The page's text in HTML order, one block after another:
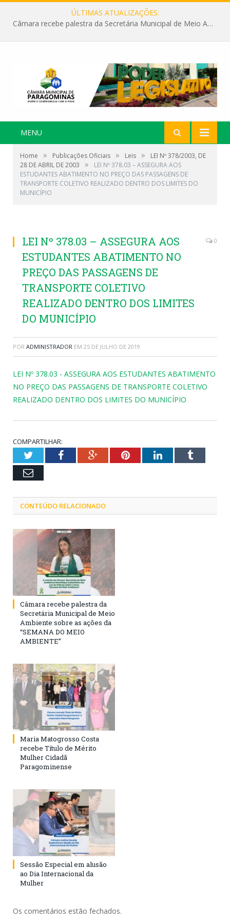
ÚLTIMAS ATUALIZAÇÕES:
Câmara recebe palestra da Secretária Municipal de Meio Ambiente sobre as ações da “SEMANA DO MEIO AMBIENTE”
MENU
Home » Publicações Oficiais » Leis »
LEI Nº 378/2003, DE
28 DE ABRIL DE 2003
»
LEI Nº 378.03 – ASSEGURA AOS
ESTUDANTES ABATIMENTO NO PREÇO DAS PASSAGENS DE
TRANSPORTE COLETIVO REALIZADO DENTRO DOS LIMITES DO
MUNICÍPIO
LEI Nº 378.03 – ASSEGURA AOS
ESTUDANTES ABATIMENTO NO
PREÇO DAS PASSAGENS DE
TRANSPORTE COLETIVO
REALIZADO DENTRO DOS LIMITES
DO MUNICÍPIO
0
POR ADMINISTRADOR EM 25 DE JULHO DE 2019
LEI Nº 378.03 - ASSEGURA AOS ESTUDANTES ABATIMENTO
NO PREÇO DAS PASSAGENS DE TRANSPORTE COLETIVO
REALIZADO DENTRO DOS LIMITES DO MUNICÍPIO
COMPARTILHAR:
TwitterFacebookGoogle+PinterestLinkedInTumblr
Email
CONTEÚDO RELACIONADO
Câmara recebe palestra da
Secretária Municipal de Meio
Ambiente sobre as ações da
“SEMANA DO MEIO
AMBIENTE”
Maria Matogrosso Costa
recebe Título de Mérito
Mulher Cidadã
Paragominense
Sessão Especial em alusão
ao Dia Internacional da
Mulher
Os comentários estão fechados.